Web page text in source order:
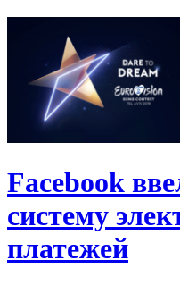
Facebook
систему
платежей